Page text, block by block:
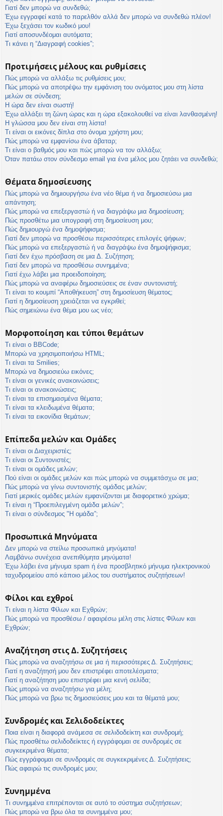
εις
Γιατί δεν μπορώ να συνδεθώ;
Έχω εγγραφεί κατά το παρελθόν αλλά δεν μπορώ να συνδεθώ πλέον!
Έχω ξεχάσει τον κωδικό μου!
Γιατί αποσυνδέομαι αυτόματα;
Τι κάνει η “Διαγραφή cookies”;
Προτιμήσεις μέλους και ρυθμίσεις
Πώς μπορώ να αλλάξω τις ρυθμίσεις μου;
Πώς μπορώ να αποτρέψω την εμφάνιση του ονόματος μου στη λίστα
μελών σε σύνδεση;
Η ώρα δεν είναι σωστή!
Έχω αλλάξει τη ζώνη ώρας και η ώρα εξακολουθεί να είναι λανθασμένη!
Η γλώσσα μου δεν είναι στη λίστα!
Τι είναι οι εικόνες δίπλα στο όνομα χρήστη μου;
Πώς μπορώ να εμφανίσω ένα άβαταρ;
Τι είναι ο βαθμός μου και πώς μπορώ να τον αλλάξω;
Όταν πατάω στον σύνδεσμο email για ένα μέλος μου ζητάει να συνδεθώ;
Θέματα δημοσίευσης
Πώς μπορώ να δημιουργήσω ένα νέο θέμα ή να δημοσιεύσω μια
απάντηση;
Πώς μπορώ να επεξεργαστώ ή να διαγράψω μια δημοσίευση;
Πώς προσθέτω μια υπογραφή στη δημοσίευση μου;
Πώς δημιουργώ ένα δημοψήφισμα;
Γιατί δεν μπορώ να προσθέσω περισσότερες επιλογές ψήφων;
Πώς μπορώ να επεξεργαστώ ή να διαγράψω ένα δημοψήφισμα;
Γιατί δεν έχω πρόσβαση σε μια Δ. Συζήτηση;
Γιατί δεν μπορώ να προσθέσω συνημμένα;
Γιατί έχω λάβει μια προειδοποίηση;
Πώς μπορώ να αναφέρω δημοσιεύσεις σε έναν συντονιστή;
Τι είναι το κουμπί “Αποθήκευση” στη δημοσίευση θέματος;
Γιατί η δημοσίευση χρειάζεται να εγκριθεί;
Πώς σημειώνω ένα θέμα μου ως νέο;
Μορφοποίηση και τύποι θεμάτων
Τι είναι ο BBCode;
Μπορώ να χρησιμοποιήσω HTML;
Τι είναι τα Smilies;
Μπορώ να δημοσιεύω εικόνες;
Τι είναι οι γενικές ανακοινώσεις;
Τι είναι οι ανακοινώσεις;
Τι είναι τα επισημασμένα θέματα;
Τι είναι τα κλειδωμένα θέματα;
Τι είναι τα εικονίδια θεμάτων;
Επίπεδα μελών και Ομάδες
Τι είναι οι Διαχειριστές;
Τι είναι οι Συντονιστές;
Τι είναι οι ομάδες μελών;
Πού είναι οι ομάδες μελών και πώς μπορώ να συμμετάσχω σε μια;
Πώς μπορώ να γίνω συντονιστής ομάδας μελών;
Γιατί μερικές ομάδες μελών εμφανίζονται με διαφορετικό χρώμα;
Τι είναι η “Προεπιλεγμένη ομάδα μελών”;
Τι είναι ο σύνδεσμος "Η ομάδα”;
Προσωπικά Μηνύματα
Δεν μπορώ να στείλω προσωπικά μηνύματα!
Λαμβάνω συνέχεια ανεπιθύμητα μηνύματα!
Έχω λάβει ένα μήνυμα spam ή ένα προσβλητικό μήνυμα ηλεκτρονικού
ταχυδρομείου από κάποιο μέλος του συστήματος συζητήσεων!
Φίλοι και εχθροί
Τι είναι η λίστα Φίλων και Εχθρών;
Πώς μπορώ να προσθέσω / αφαιρέσω μέλη στις λίστες Φίλων και
Εχθρών;
Αναζήτηση στις Δ. Συζητήσεις
Πώς μπορώ να αναζητήσω σε μια ή περισσότερες Δ. Συζητήσεις;
Γιατί η αναζήτησή μου δεν επιστρέφει αποτελέσματα;
Γιατί η αναζήτηση μου επιστρέφει μια κενή σελίδα;
Πώς μπορώ να αναζητήσω για μέλη;
Πώς μπορώ να βρω τις δημοσιεύσεις μου και τα θέματά μου;
Συνδρομές και Σελιδοδείκτες
Ποια είναι η διαφορά ανάμεσα σε σελιδοδείκτη και συνδρομή;
Πώς προσθέτω σελιδοδείκτες ή εγγράφομαι σε συνδρομές σε
συγκεκριμένα θέματα;
Πώς εγγράφομαι σε συνδρομές σε συγκεκριμένες Δ. Συζητήσεις;
Πώς αφαιρώ τις συνδρομές μου;
Συνημμένα
Τι συνημμένα επιτρέπονται σε αυτό το σύστημα συζητήσεων;
Πώς μπορώ να βρω όλα τα συνημμένα μου;